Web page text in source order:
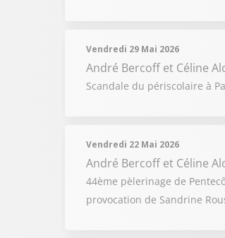
Vendredi 29 Mai 2026
André Bercoff et Céline
Scandale du périscolaire à
Vendredi 22 Mai 2026
André Bercoff et Céline
44ème pèlerinage de
provocation de Sandrine